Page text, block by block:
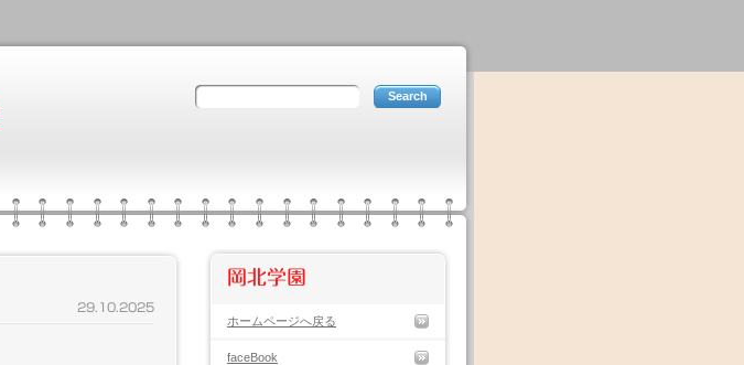
29.10.2025
岡北学園
ホームページへ戻る
faceBook